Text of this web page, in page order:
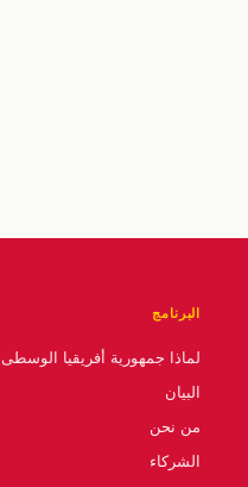
البرنامج
لماذا جمهورية أفريقيا الوسطى
البيان
من نحن
الشركاء